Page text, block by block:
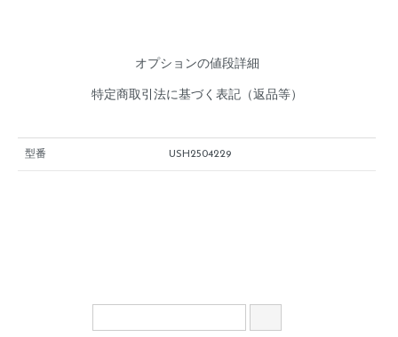
オプションの値段詳細
特定商取引法に基づく表記（返品等）
型番 USH2504229